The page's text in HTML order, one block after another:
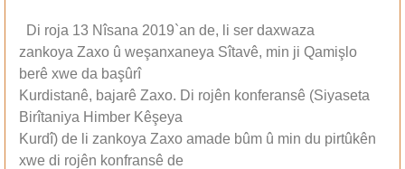
Di roja 13 Nîsana 2019`an de, li ser daxwaza
zankoya Zaxo û weşanxaneya Sîtavê, min ji Qamişlo
berê xwe da başûrî
Kurdistanê, bajarê Zaxo. Di rojên konferansê (Siyaseta
Birîtaniya Himber Kêşeya
Kurdî) de li zankoya Zaxo amade bûm û min du pirtûkên
xwe di rojên konfransê de